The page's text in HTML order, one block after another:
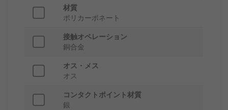
材質
ポリカーボネート
接触オペレーション
銅合金
オス・メス
オス
コンタクトポイント材質
銀